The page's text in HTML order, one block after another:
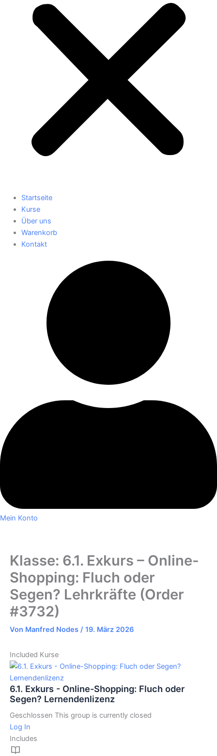
Startseite
Kurse
Über uns
Warenkorb
Kontakt
Mein Konto
Klasse: 6.1. Exkurs – Online-
Shopping: Fluch oder
Segen? Lehrkräfte (Order
#3732)
Von Manfred Nodes / 19. März 2026
Included Kurse
6.1. Exkurs - Online-Shopping: Fluch oder
Segen? Lernendenlizenz
Geschlossen This group is currently closed
Log In
Includes